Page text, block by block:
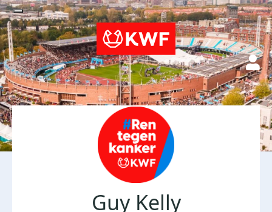
Guy Kelly